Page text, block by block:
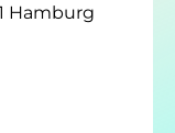
Hamburg